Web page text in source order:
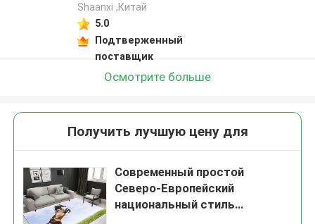
Shaanxi ,Китай
5.0
Подтверженный
поставщик
Осмотрите больше
Получить лучшую цену для
Современный простой
Северо-Европейский
национальный стиль